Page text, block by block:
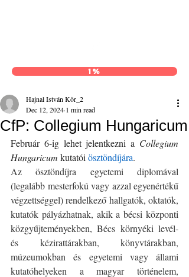
1%
CfP: Collegium Hungaricum
Hajnal István Kör_2
Dec 12, 2024 1 min read
Február 6-ig lehet jelentkezni a Collegium
Hungaricum kutatói ösztöndíjára.
Az ösztöndíjra egyetemi diplomával
(legalább mesterfokú vagy azzal egyenértékű
végzettséggel) rendelkező hallgatók, oktatók,
kutatók pályázhatnak, akik a bécsi központi
közgyűjteményekben, Bécs környéki levél-
és kézirattárakban, könyvtárakban,
múzeumokban és egyetemi vagy állami
kutatóhelyeken a magyar történelem,